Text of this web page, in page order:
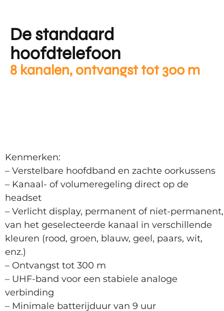
De standaard
hoofdtelefoon
8 kanalen, ontvangst tot 300 m
Kenmerken:
– Verstelbare hoofdband en zachte oorkussens
– Kanaal- of volumeregeling direct op de
headset
– Verlicht display, permanent of niet-permanent,
van het geselecteerde kanaal in verschillende
kleuren (rood, groen, blauw, geel, paars, wit,
enz.)
– Ontvangst tot 300 m
– UHF-band voor een stabiele analoge
verbinding
– Minimale batterijduur van 9 uur